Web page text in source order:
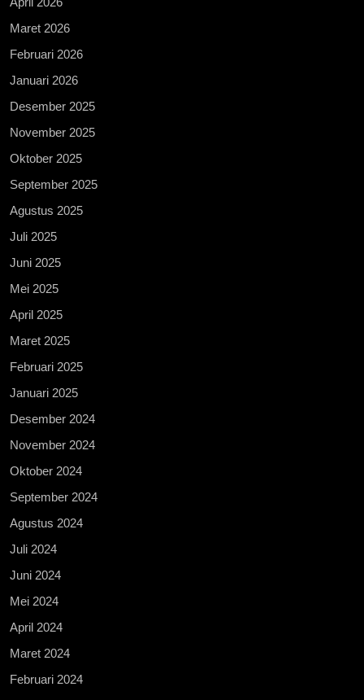
Maret 2026
Februari 2026
Januari 2026
Desember 2025
November 2025
Oktober 2025
September 2025
Agustus 2025
Juli 2025
Juni 2025
Mei 2025
April 2025
Maret 2025
Februari 2025
Januari 2025
Desember 2024
November 2024
Oktober 2024
September 2024
Agustus 2024
Juli 2024
Juni 2024
Mei 2024
April 2024
Maret 2024
Februari 2024